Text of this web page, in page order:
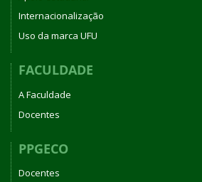
Internacionalização
Uso da marca UFU
FACULDADE
A Faculdade
Docentes
PPGECO
Docentes